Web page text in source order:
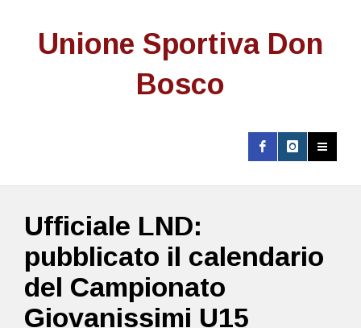
Unione Sportiva Don
Bosco
Ufficiale LND:
pubblicato il calendario
del Campionato
Giovanissimi U15